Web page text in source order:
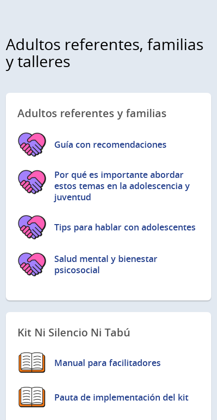
Adultos referentes, familias
y talleres
Adultos referentes y familias
Guía con recomendaciones
Por qué es importante abordar
estos temas en la adolescencia y
juventud
Tips para hablar con adolescentes
Salud mental y bienestar
psicosocial
Kit Ni Silencio Ni Tabú
Manual para facilitadores
Pauta de implementación del kit